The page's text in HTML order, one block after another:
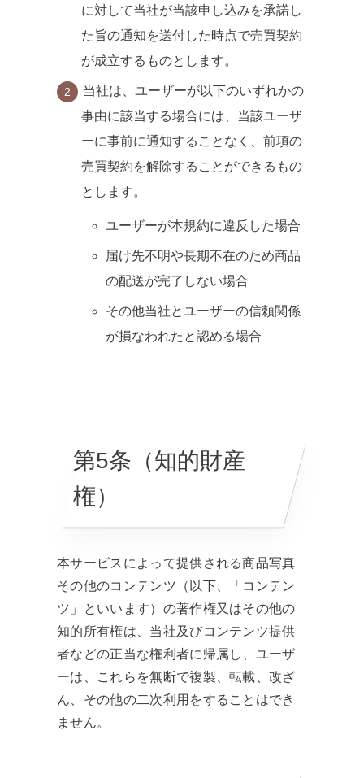
に対して当社が当該申し込みを承諾し
た旨の通知を送付した時点で売買契約
が成立するものとします。
当社は、ユーザーが以下のいずれかの
事由に該当する場合には、当該ユーザ
ーに事前に通知することなく、前項の
売買契約を解除することができるもの
とします。
ユーザーが本規約に違反した場合
届け先不明や長期不在のため商品
の配送が完了しない場合
その他当社とユーザーの信頼関係
が損なわれたと認める場合
第5条（知的財産
権）
本サービスによって提供される商品写真
その他のコンテンツ（以下、「コンテン
ツ」といいます）の著作権又はその他の
知的所有権は、当社及びコンテンツ提供
者などの正当な権利者に帰属し、ユーザ
ーは、これらを無断で複製、転載、改ざ
ん、その他の二次利用をすることはでき
ません。